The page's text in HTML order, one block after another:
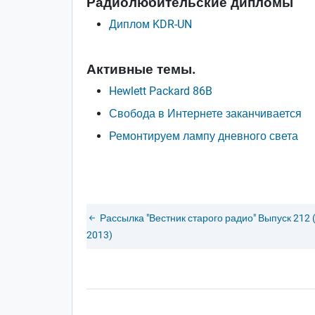
Диплом KDR-UN
Активные темы.
Hewlett Packard 86B
Свобода в Интернете заканчивается
Ремонтируем лампу дневного света
Рассылка "Вестник старого радио" Выпуск 212
2013)